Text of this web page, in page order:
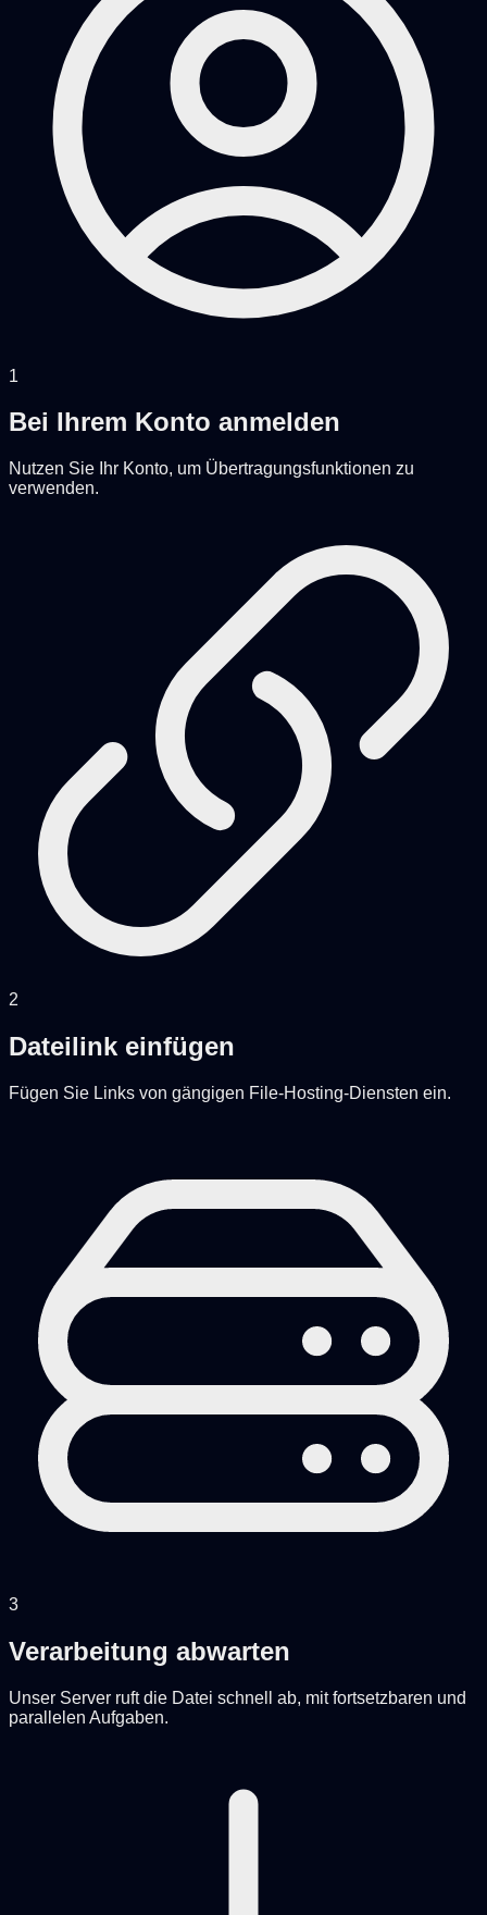
1
Bei Ihrem Konto anmelden
Nutzen Sie Ihr Konto, um Übertragungsfunktionen zu
verwenden.
2
Dateilink einfügen
Fügen Sie Links von gängigen File-Hosting-Diensten ein.
3
Verarbeitung abwarten
Unser Server ruft die Datei schnell ab, mit fortsetzbaren und
parallelen Aufgaben.